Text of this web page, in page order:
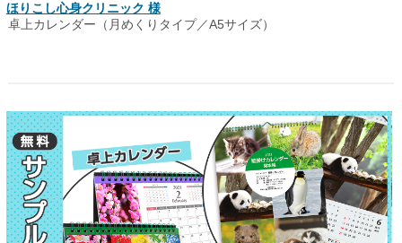
ほりこし心身クリニック 様
卓上カレンダー（月めくりタイプ／A5サイズ）